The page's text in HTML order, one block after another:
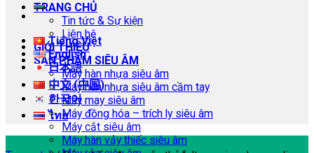
TRANG CHỦ
Tin tức & Sự kiện
Liên hệ
GIỚI THIỆU
SẢN PHẨM SIÊU ÂM
Máy hàn nhựa siêu âm
Máy hàn nhựa siêu âm cầm tay
Máy may siêu âm
Máy đồng hóa – trích ly siêu âm
Máy cắt siêu âm
Máy hàn vảy thiếc siêu âm
Tiếng Việt
English
日本語
中文 (中国)
한국어
ไทย